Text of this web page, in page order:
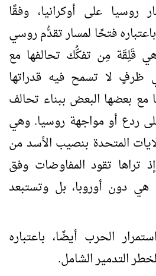
على أوكرانيا، وفقًا
فتحًا لمسار تقدُّم روسي
قَلِقَة مِن تفكُّك تحالفها مع
ظرفٍ لا تسمح فيه قدراتها
مع بعضها البعض ببناء تحالف
ردع أو مواجهة روسيا. وهي
المتحدة بنصيب الأسد من
تراها تقود المفاوضات وفق
دون أوروبا، بل وتستبعد
الحرب أيضًا، باعتباره
التدمير الشامل.